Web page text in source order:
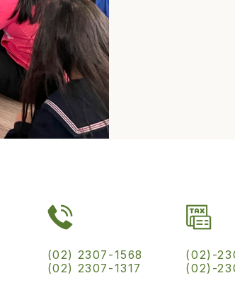
(02) 2307-1568
(02) 2307-1317
(02)-
(02)-